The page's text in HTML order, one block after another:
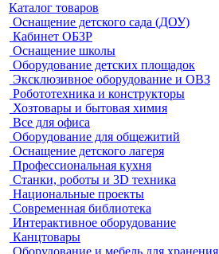
Каталог товаров
Оснащение детского сада (ДОУ)
Кабинет ОБЗР
Оснащение школы
Оборудование детских площадок
Эксклюзивное оборудование и ОВЗ
Робототехника и конструкторы
Хозтовары и бытовая химия
Все для офиса
Оборудование для общежитий
Оснащение детского лагеря
Профессиональная кухня
Станки, роботы и 3D техника
Национальные проекты
Современная библиотека
Интерактивное оборудование
Канцтовары
Оборудование и мебель для хранения